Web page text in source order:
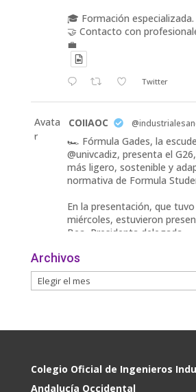
🎓 Formación especializada.
🤝 Contacto con
💼
Twitter
Avata
r
COIIAOC
🏎️ Fórmula Gades, la
@univcadiz, presenta el
más ligero, sostenible y
normativa de Formula
En la presentación, que
miércoles, estuvieron
Bea, Presidenta delegada
Twitter
📢ℹ️ El Gobierno acelera la
2030 para infraestructuras
conexión de vivienda,
Archivos
Colegio Oficial de Ingenieros
Andalucía Occidental